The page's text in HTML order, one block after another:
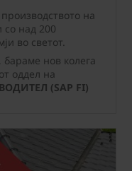
на
над 200
во светот.
нов колега
оддел на
(SAP FI)